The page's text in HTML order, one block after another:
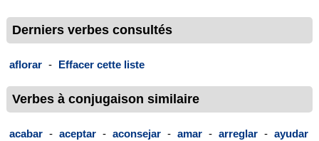
Derniers verbes consultés
aflorar - Effacer cette liste
Verbes à conjugaison similaire
acabar - aceptar - aconsejar - amar - arreglar - ayudar